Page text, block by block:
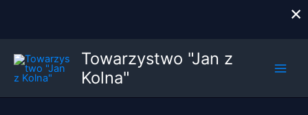
treści
Towarzystwo "Jan z
Kolna"
×